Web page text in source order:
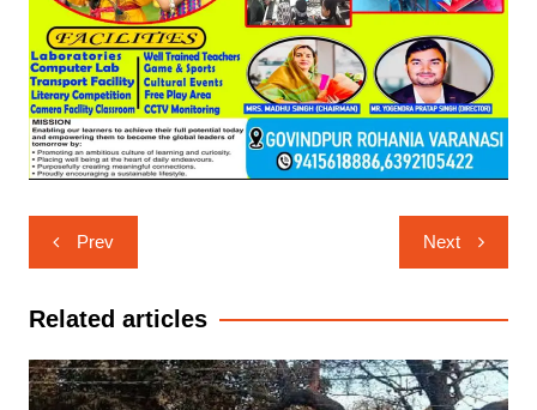
Post
navigation
Prev Next
Related articles